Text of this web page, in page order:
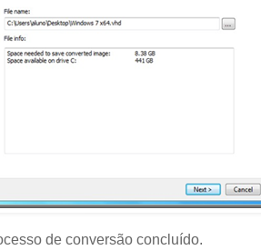
de conversão concluído.